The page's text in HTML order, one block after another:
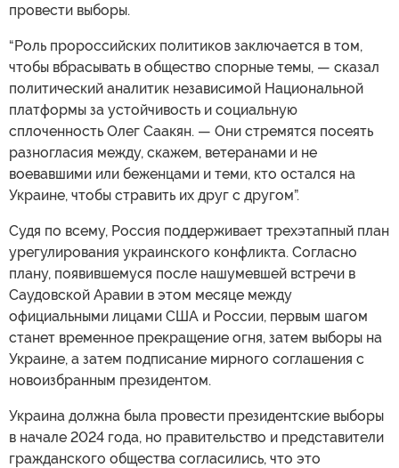
провести выборы.
“Роль пророссийских политиков заключается в том,
чтобы вбрасывать в общество спорные темы, — сказал
политический аналитик независимой Национальной
платформы за устойчивость и социальную
сплоченность Олег Саакян. — Они стремятся посеять
разногласия между, скажем, ветеранами и не
воевавшими или беженцами и теми, кто остался на
Украине, чтобы стравить их друг с другом”.
Судя по всему, Россия поддерживает трехэтапный план
урегулирования украинского конфликта. Согласно
плану, появившемуся после нашумевшей встречи в
Саудовской Аравии в этом месяце между
официальными лицами США и России, первым шагом
станет временное прекращение огня, затем выборы на
Украине, а затем подписание мирного соглашения с
новоизбранным президентом.
Украина должна была провести президентские выборы
в начале 2024 года, но правительство и представители
гражданского общества согласились, что это